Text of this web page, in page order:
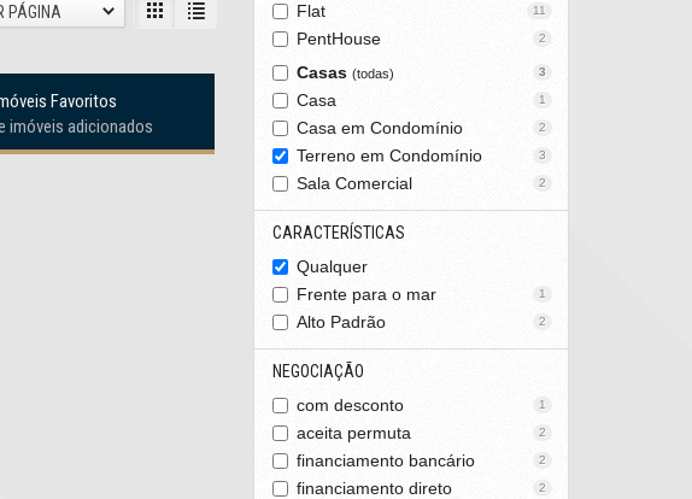
Flat 11
PentHouse 2
Casas (todas) 3
Casa 1
Casa em Condomínio 2
Terreno em Condomínio 3
Sala Comercial 2
CARACTERÍSTICAS
Qualquer
Frente para o mar
1
Alto Padrão 2
NEGOCIAÇÃO
com desconto
1
aceita permuta 2
financiamento bancário 2
financiamento direto 2
PÁGINA
Favoritos
imóveis adicionados